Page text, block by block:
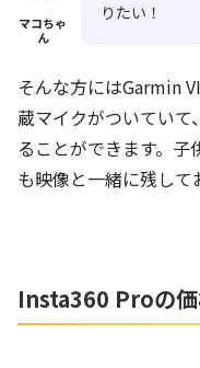
マコちゃ
ん
りたい！
そんな方にはGarmin
蔵マイクがついてい
ることができます。
も映像と一緒に残して
Insta360 Proの価